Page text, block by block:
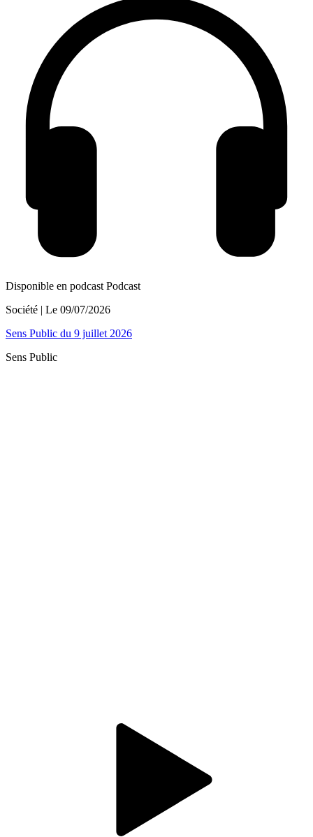
Disponible en podcast Podcast
Société | Le 09/07/2026
Sens Public du 9 juillet 2026
Sens Public